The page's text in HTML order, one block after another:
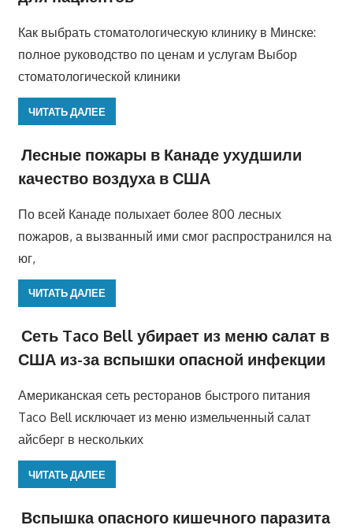
Как выбрать стоматологическую клинику в Минске:
полное руководство по ценам и услугам Выбор
стоматологической клиники
ЧИТАТЬ ДАЛЕЕ
Лесные пожары в Канаде ухудшили
качество воздуха в США
По всей Канаде полыхает более 800 лесных
пожаров, а вызванный ими смог распространился на
юг,
ЧИТАТЬ ДАЛЕЕ
Сеть Taco Bell убирает из меню салат в
США из-за вспышки опасной инфекции
Американская сеть ресторанов быстрого питания
Taco Bell исключает из меню измельченный салат
айсберг в нескольких
ЧИТАТЬ ДАЛЕЕ
Вспышка опасного кишечного паразита